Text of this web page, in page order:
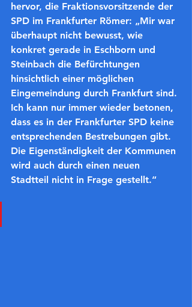
hervor, die Fraktionsvorsitzende der
SPD im Frankfurter Römer: „Mir war
überhaupt nicht bewusst, wie
konkret gerade in Eschborn und
Steinbach die Befürchtungen
hinsichtlich einer möglichen
Eingemeindung durch Frankfurt sind.
Ich kann nur immer wieder betonen,
dass es in der Frankfurter SPD keine
entsprechenden Bestrebungen gibt.
Die Eigenständigkeit der Kommunen
wird auch durch einen neuen
Stadtteil nicht in Frage gestellt.“